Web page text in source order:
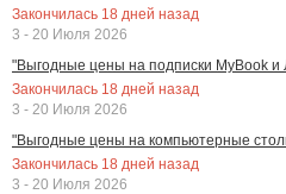
Закончилась 18 дней назад
3 - 20 Июля 2026
"Выгодные цены на подписки MyBook и
Закончилась 18 дней назад
3 - 20 Июля 2026
"Выгодные цены на компьютерные
Закончилась 18 дней назад
3 - 20 Июля 2026